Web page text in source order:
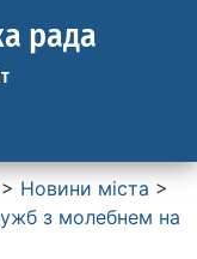
рада
> Новини міста >
з молебнем на